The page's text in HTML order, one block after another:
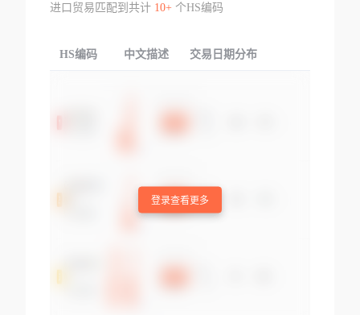
进口贸易匹配到共计 10+个HS编码
HS编码 中文描述 交易日期分布
登录查看更多